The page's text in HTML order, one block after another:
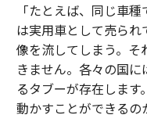
「たとえば、同じ車
は実用車として売ら
像を流してしまう。そ
きません。各々の国
るタブーが存在しま
動かすことができるの